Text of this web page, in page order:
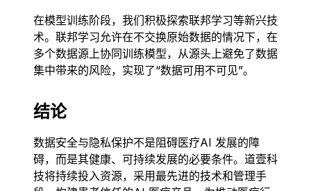
在模型训练阶段，我们积极探索联邦学习等新兴技
术。联邦学习允许在不交换原始数据的情况下，在
多个数据源上协同训练模型，从源头上避免了数据
集中带来的风险，实现了“数据可用不可见”。
结论
数据安全与隐私保护不是阻碍医疗AI 发展的障
碍，而是其健康、可持续发展的必要条件。道壹科
技将持续投入资源，采用最先进的技术和管理手